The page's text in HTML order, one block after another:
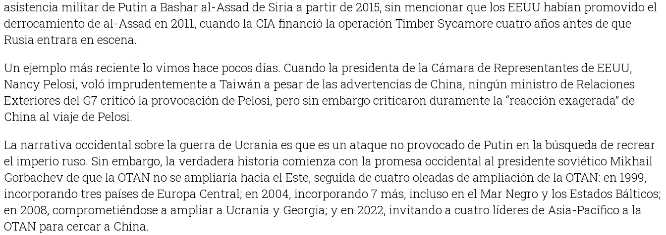
asistencia militar de Putin a Bashar al-Assad de Siria a partir de 2015, sin mencionar que los EEUU habían promovido el
derrocamiento de al-Assad en 2011, cuando la CIA financió la operación Timber Sycamore cuatro años antes de que
Rusia entrara en escena.
Un ejemplo más reciente lo vimos hace pocos días. Cuando la presidenta de la Cámara de Representantes de EEUU,
Nancy Pelosi, voló imprudentemente a Taiwán a pesar de las advertencias de China, ningún ministro de Relaciones
Exteriores del G7 criticó la provocación de Pelosi, pero sin embargo criticaron duramente la “reacción exagerada” de
China al viaje de Pelosi.
La narrativa occidental sobre la guerra de Ucrania es que es un ataque no provocado de Putin en la búsqueda de recrear
el imperio ruso. Sin embargo, la verdadera historia comienza con la promesa occidental al presidente soviético Mikhail
Gorbachev de que la OTAN no se ampliaría hacia el Este, seguida de cuatro oleadas de ampliación de la OTAN: en 1999,
incorporando tres países de Europa Central; en 2004, incorporando 7 más, incluso en el Mar Negro y los Estados Bálticos;
en 2008, comprometiéndose a ampliar a Ucrania y Georgia; y en 2022, invitando a cuatro líderes de Asia-Pacífico a la
OTAN para cercar a China.